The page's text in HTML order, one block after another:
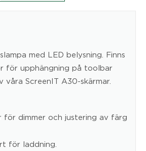
med LED belysning. Finns
för upphängning på toolbar
våra ScreenIT A30-skärmar.
för dimmer och justering av färg
för laddning.